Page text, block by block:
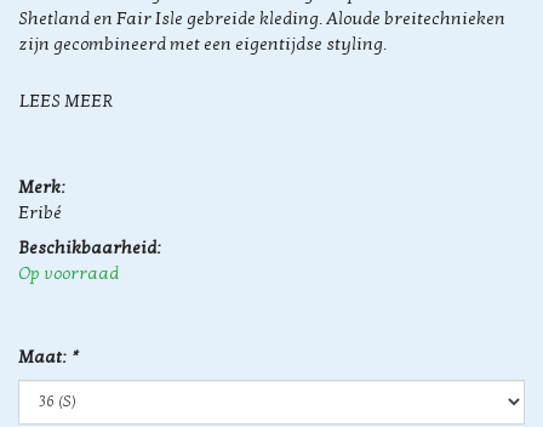
Shetland en Fair Isle gebreide kleding. Aloude breitechnieken
zijn gecombineerd met een eigentijdse styling.
LEES MEER
Merk:
Eribé
Beschikbaarheid:
Op voorraad
Maat: *